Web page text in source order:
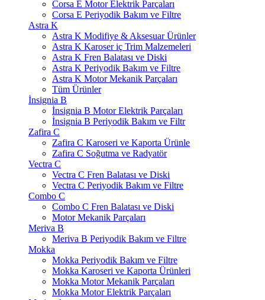
Corsa E Motor Elektrik Parçaları
Corsa E Periyodik Bakım ve Filtre
Astra K
Astra K Modifiye & Aksesuar Ürünler
Astra K Karoser iç Trim Malzemeleri
Astra K Fren Balatası ve Diski
Astra K Periyodik Bakım ve Filtre
Astra K Motor Mekanik Parçaları
Tüm Ürünler
İnsignia B
İnsignia B Motor Elektrik Parçaları
İnsignia B Periyodik Bakım ve Filtr
Zafira C
Zafira C Karoseri ve Kaporta Ürünle
Zafira C Soğutma ve Radyatör
Vectra C
Vectra C Fren Balatası ve Diski
Vectra C Periyodik Bakım ve Filtre
Combo C
Combo C Fren Balatası ve Diski
Motor Mekanik Parçaları
Meriva B
Meriva B Periyodik Bakım ve Filtre
Mokka
Mokka Periyodik Bakım ve Filtre
Mokka Karoseri ve Kaporta Ürünleri
Mokka Motor Mekanik Parçaları
Mokka Motor Elektrik Parçaları